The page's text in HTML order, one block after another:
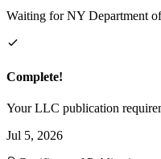
Waiting for NY Department
Complete!
Your LLC publication
Jul 5, 2026